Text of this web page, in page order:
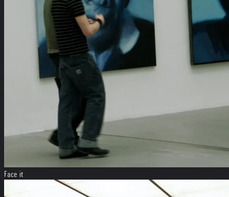
Face it